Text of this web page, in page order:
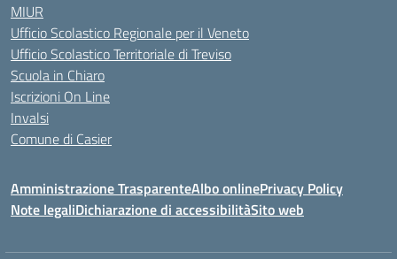
MIUR
Ufficio Scolastico Regionale per il Veneto
Ufficio Scolastico Territoriale di Treviso
Scuola in Chiaro
Iscrizioni On Line
Invalsi
Comune di Casier
Amministrazione TrasparenteAlbo onlinePrivacy Policy
Note legaliDichiarazione di accessibilitàSito web